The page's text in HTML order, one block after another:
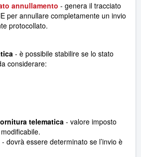
annullamento - genera il tracciato
per annullare completamente un invio
protocollato.
- è possibile stabilire se lo stato
considerare:
telematica - valore imposto
- dovrà essere determinato se l’invio è